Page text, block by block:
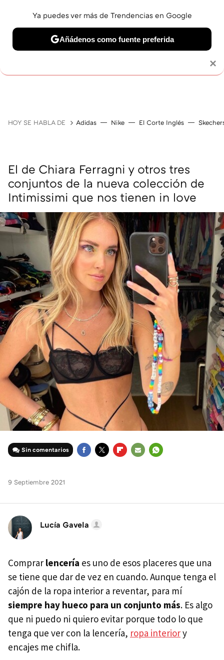
OFERTAS EN
HOY SE HABLA DE Adidas Nike El Corte Inglés
El de Chiara Ferragni y otros tres
conjuntos de la nueva colección de
Intimissimi que nos tienen in love
Sin comentarios
9 Septiembre 2021
Lucía Gavela
Comprar lencería es uno de esos placeres que una
se tiene que dar de vez en cuando. Aunque tenga el
cajón de la ropa interior a reventar, para mí
siempre hay hueco para un conjunto más. Es algo
que ni puedo ni quiero evitar porque todo lo que
tenga que ver con la lencería, ropa interiory
encajes me chifla.
×
Ya puedes ver más de Trendencias en Google
Añádenos como fuente preferida